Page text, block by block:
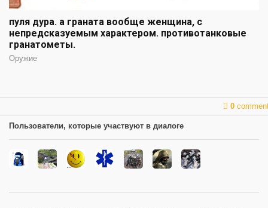
пуля дура. а граната вообще женщина, с
непредсказуемым характером. противотанковые
гранатометы.
Оружие
0
Пользователи, которые участвуют в диалоге